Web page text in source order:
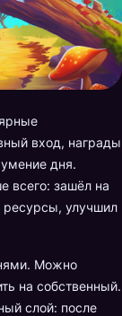
вход, награды
дня.
всего: зашёл на
ресурсы, улучшил
Можно
на собственный.
слой: после